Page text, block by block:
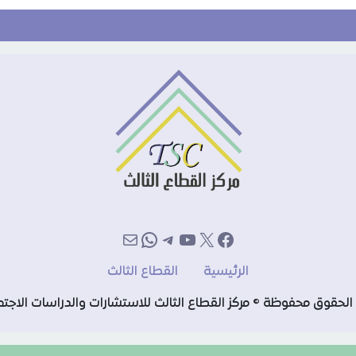
فيسبوك
إكسيوتيوب
تيليجرام
واتساب
بريد
الرئيسية
القطاع الثالث
محفوظة © مركز القطاع الثالث للاستشارات والدراسات